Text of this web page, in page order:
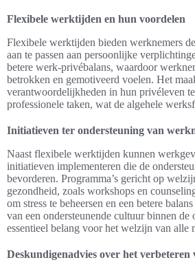
Flexibele werktijden en hun voordelen
Flexibele werktijden bieden werknemers
aan te passen aan persoonlijke
betere werk-privébalans, waardoor
betrokken en gemotiveerd voelen. Het
verantwoordelijkheden in hun privéleven
professionele taken, wat de algehele
Initiatieven ter ondersteuning van
Naast flexibele werktijden kunnen
initiatieven implementeren die de
bevorderen. Programma’s gericht op
gezondheid, zoals workshops en
om stress te beheersen en een betere
van een ondersteunende cultuur binnen de
essentieel belang voor het welzijn van alle
Deskundigenadvies over het verbeteren